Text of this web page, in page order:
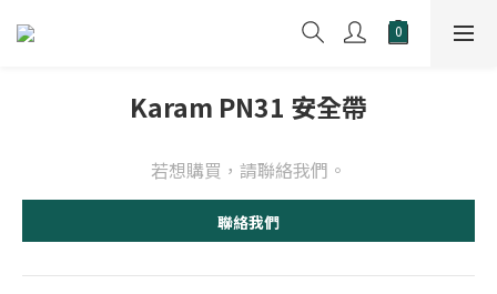
Karam PN31 安全帶
若想購買，請聯絡我們。
聯絡我們